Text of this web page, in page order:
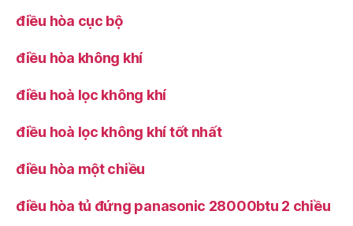
điều hòa cục bộ
điều hòa không khí
điều hoà lọc không khí
điều hoà lọc không khí tốt nhất
điều hòa một chiều
điều hòa tủ đứng panasonic 28000btu 2 chiều